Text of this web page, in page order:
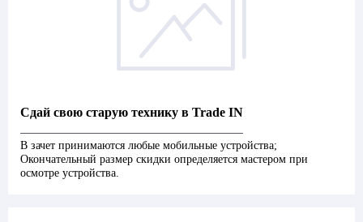
Сдай свою старую технику в Trade IN
В зачет принимаются любые мобильные устройства;
Окончательный размер скидки определяется мастером при
осмотре устройства.